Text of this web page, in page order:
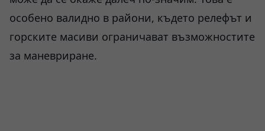
особено валидно в райони, където релефът и
горските масиви ограничават възможностите
за маневриране.